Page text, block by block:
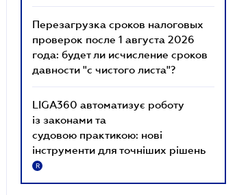
Перезагрузка сроков налоговых
проверок после 1 августа 2026
года: будет ли исчисление сроков
давности "с чистого листа"?
LIGA360 автоматизує роботу
із законами та
судовою практикою: нові
інструменти для точніших рішень
R